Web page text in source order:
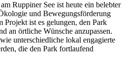
Ruppiner See ist heute ein belebter
und Bewegungsförderung
ist es gelungen, den Park
an örtliche Wünsche anzupassen.
unterschiedliche lokal engagierte
die den Park fortlaufend